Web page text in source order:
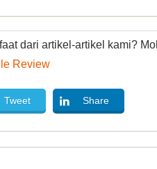
dari artikel-artikel kami?
Review
Tweet Share